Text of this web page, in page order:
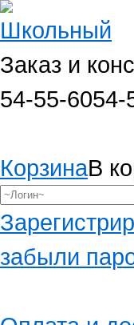
Заказ и
54-55-6054-
КорзинаВ
забыли